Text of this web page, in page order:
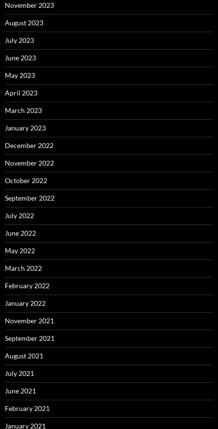
November 2023
August 2023
July 2023
June 2023
May 2023
April 2023
March 2023
January 2023
December 2022
November 2022
October 2022
September 2022
July 2022
June 2022
May 2022
March 2022
February 2022
January 2022
November 2021
September 2021
August 2021
July 2021
June 2021
February 2021
January 2021